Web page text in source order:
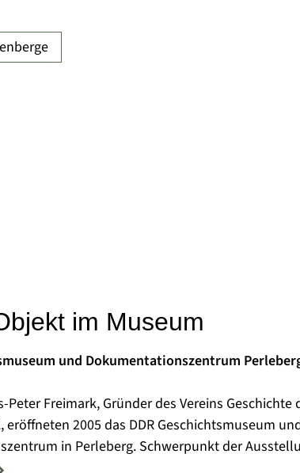
im Museum
und Dokumentationszentrum
Peter Freimark, Gründer des Vereins
eröffneten 2005 das DDR Geschichtsmuseum
Schwerpunkt der Ausstellung sind die Jahre von
zur politischen Bildung aufgebaut und der